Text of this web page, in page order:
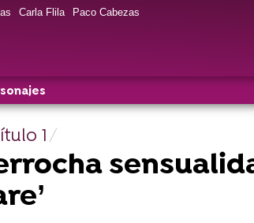
Carla Flila Paco Cabezas
1